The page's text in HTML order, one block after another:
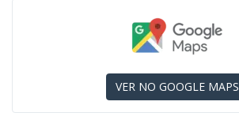
VER NO GOOGLE MAPS